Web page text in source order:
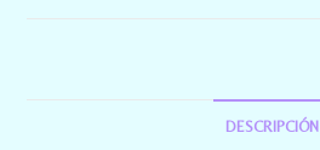
DESCRIPCIÓN